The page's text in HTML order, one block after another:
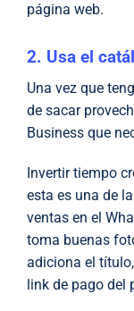
página web.
2. Usa el
Una vez que
de sacar
Business que
Invertir tiempo
esta es una de
ventas en el
toma buenas
adiciona el
link de pago